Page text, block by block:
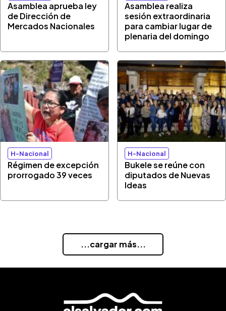
Asamblea aprueba ley
de Dirección de
Mercados Nacionales
Asamblea realiza
sesión extraordinaria
para cambiar lugar de
plenaria del domingo
H-Nacional
Régimen de excepción
prorrogado 39 veces
H-Nacional
Bukele se reúne con
diputados de Nuevas
Ideas
...cargar más...